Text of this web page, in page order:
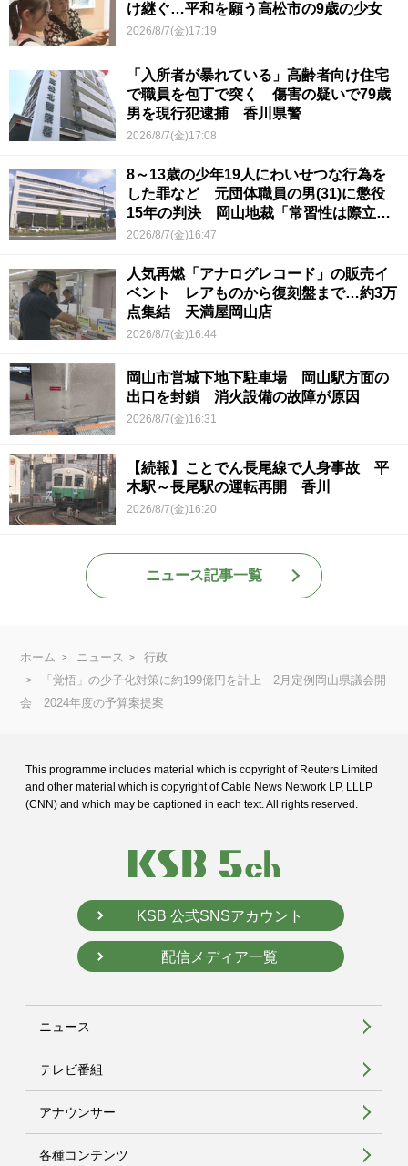
け継ぐ…平和を願う高松市の9歳の少女
2026/8/7(金)17:19
「入所者が暴れている」高齢者向け住宅
で職員を包丁で突く 傷害の疑いで79歳
男を現行犯逮捕 香川県警
2026/8/7(金)17:08
8～13歳の少年19人にわいせつな行為を
した罪など 元団体職員の男(31)に懲役
15年の判決 岡山地裁「常習性は際立っ
ていて被害結果も非常に重い」
2026/8/7(金)16:47
人気再燃「アナログレコード」の販売イ
ベント レアものから復刻盤まで…約3万
点集結 天満屋岡山店
2026/8/7(金)16:44
岡山市営城下地下駐車場 岡山駅方面の
出口を封鎖 消火設備の故障が原因
2026/8/7(金)16:31
【続報】ことでん長尾線で人身事故 平
木駅～長尾駅の運転再開 香川
2026/8/7(金)16:20
ニュース記事一覧
ホーム ニュース
行政
「覚悟」の少子化対策に約199億円を計上 2月定例岡山県議会開
会 2024年度の予算案提案
This programme includes material which is copyright of Reuters Limited
and other material which is copyright of Cable News Network LP, LLLP
(CNN) and which may be captioned in each text. All rights reserved.
KSB 公式SNSアカウント
配信メディア一覧
ニュース
テレビ番組
アナウンサー
各種コンテンツ